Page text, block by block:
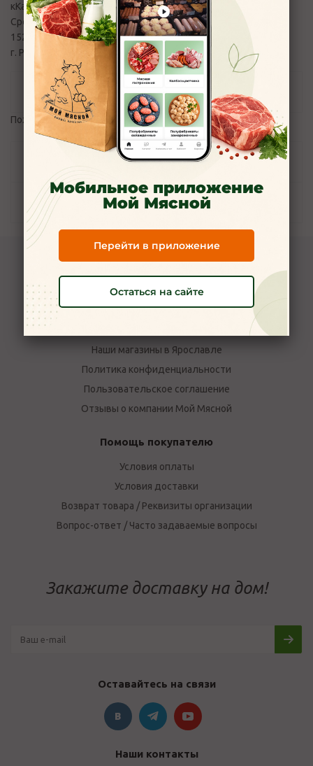
кКалл/1100кДж
Срок хранения: 30суток
152155, Ярославская область,
г. Ростов, Московское шоссе 16
Отзывы
Пожалуйста,авторизуйтесь, чтобы оставить отзыв.
Наличие
О компании
Новости
Наши магазины в Ярославле
Политика конфиденциальности
Пользовательское соглашение
Отзывы о компании Мой Мясной
Помощь покупателю
Условия оплаты
Условия доставки
Возврат товара / Реквизиты организации
Вопрос-ответ / Часто задаваемые вопросы
Закажите доставку на дом!
Оставайтесь на связи
Наши контакты
Мобильное приложение
Мой Мясной
Перейти в приложение
Остаться на сайте